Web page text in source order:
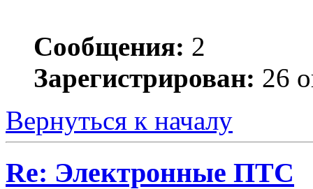
Сообщения: 2
Зарегистрирован: 26
Вернуться к началу
Re: Электронные ПТС